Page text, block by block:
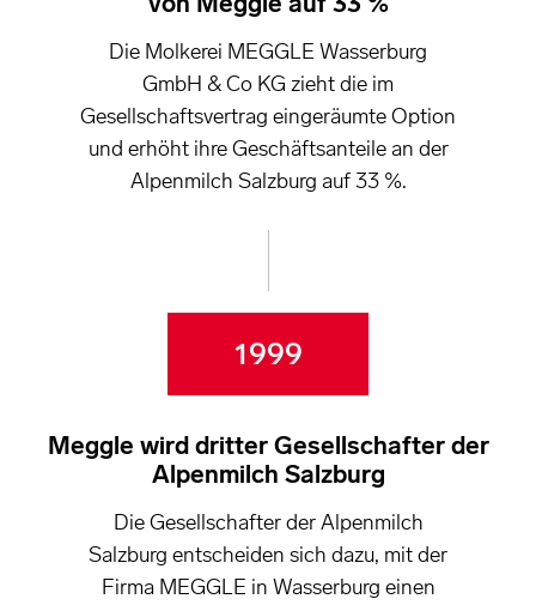
Die Molkerei MEGGLE Wasserburg
GmbH & Co KG zieht die im
Gesellschaftsvertrag eingeräumte Option
und erhöht ihre Geschäftsanteile an der
Alpenmilch Salzburg auf 33 %.
1999
Meggle wird dritter Gesellschafter der
Alpenmilch Salzburg
Die Gesellschafter der Alpenmilch
Salzburg entscheiden sich dazu, mit der
Firma MEGGLE in Wasserburg einen